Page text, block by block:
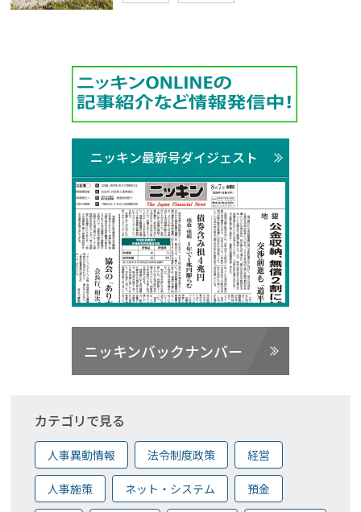
ニッキン最新号ダイジェスト
ニッキンバックナンバー
カテゴリで見る
人事異動情報 法令制度政策 経営
人事施策 ネット・システム 預金